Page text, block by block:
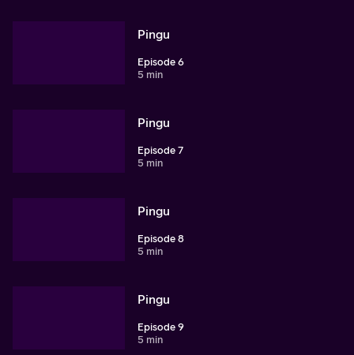
Pingu
Episode 6
5 min
Pingu
Episode 7
5 min
Pingu
Episode 8
5 min
Pingu
Episode 9
5 min